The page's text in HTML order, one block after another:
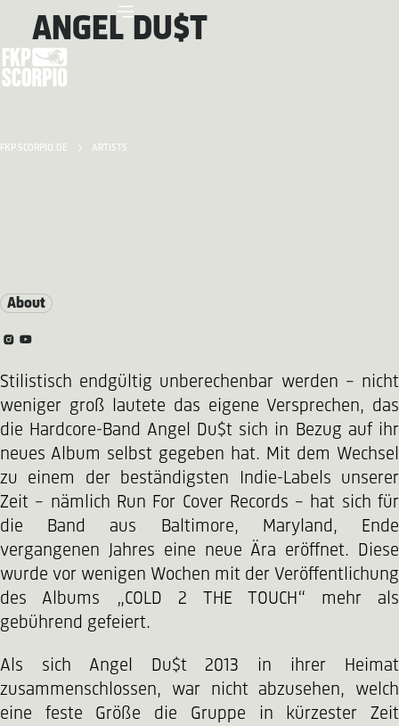
FKP SCORPIO.DE ARTISTS
ANGEL DU$T
About
Stilistisch endgültig unberechenbar werden – nicht
weniger groß lautete das eigene Versprechen, das
die Hardcore-Band Angel Du$t sich in Bezug auf ihr
neues Album selbst gegeben hat. Mit dem Wechsel
zu einem der beständigsten Indie-Labels unserer
Zeit – nämlich Run For Cover Records – hat sich für
die Band aus Baltimore, Maryland, Ende
vergangenen Jahres eine neue Ära eröffnet. Diese
wurde vor wenigen Wochen mit der Veröffentlichung
des Albums „COLD 2 THE TOUCH“ mehr als
gebührend gefeiert.
Als sich Angel Du$t 2013 in ihrer Heimat
zusammenschlossen, war nicht abzusehen, welch
eine feste Größe die Gruppe in kürzester Zeit